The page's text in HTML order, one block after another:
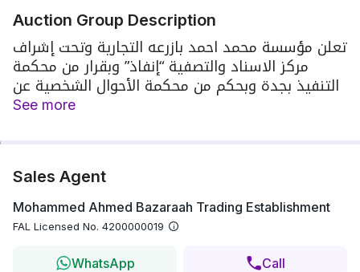
Auction Group Description
تعلن مؤسسة محمد احمد بازرعه التجارية وتحت إشراف
مركز الاسناد والتصفية “إنفاذ” وبقرار من محكمة
التنفيذ بجدة وبحكم من محكمة الأحوال الشخصية عن
إقامة المزاد العلني لبيع مجموعة من العقارات المميزة
See more
Sales Agent
Mohammed Ahmed Bazaraah Trading Establishment
FAL Licensed No. 4200000019
WhatsApp Call